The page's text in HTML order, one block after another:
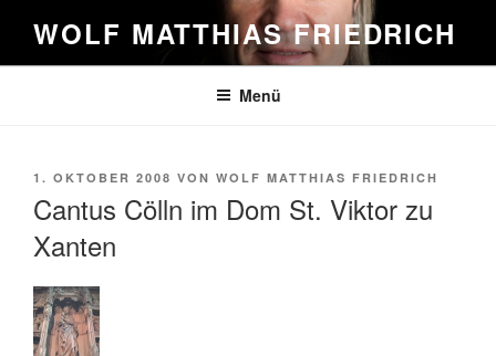
Inhalt
springen
WOLF MATTHIAS FRIEDRICH
Menü
VERÖFFENTLICHT
1. OKTOBER 2008 VON WOLF MATTHIAS FRIEDRICH
Cantus Cölln im Dom St. Viktor zu
Xanten